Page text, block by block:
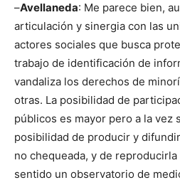
–Avellaneda: Me parece bien,
articulación y sinergia con las
actores sociales que busca
trabajo de identificación de
vandaliza los derechos de
otras. La posibilidad de
públicos es mayor pero a la vez
posibilidad de producir y
no chequeada, y de
sentido un observatorio de